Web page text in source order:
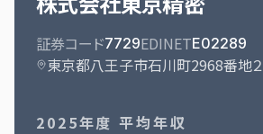
証券コード7729EDINETE02289
東京都八王子市石川町2968番地２
2025年度 平均年収